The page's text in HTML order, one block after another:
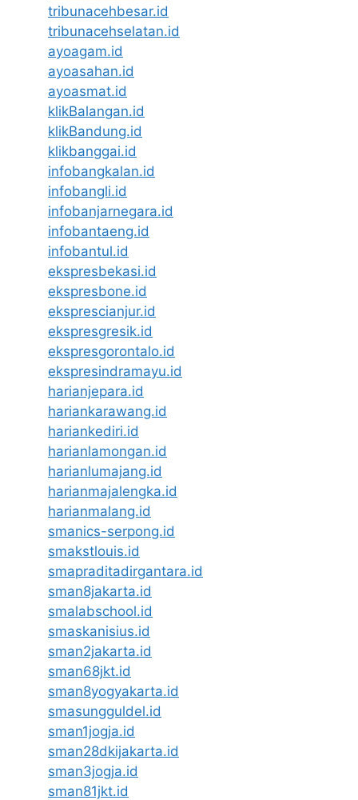
tribunacehbesar.id
tribunacehselatan.id
ayoagam.id
ayoasahan.id
ayoasmat.id
klikBalangan.id
klikBandung.id
klikbanggai.id
infobangkalan.id
infobangli.id
infobanjarnegara.id
infobantaeng.id
infobantul.id
ekspresbekasi.id
ekspresbone.id
eksprescianjur.id
ekspresgresik.id
ekspresgorontalo.id
ekspresindramayu.id
harianjepara.id
hariankarawang.id
hariankediri.id
harianlamongan.id
harianlumajang.id
harianmajalengka.id
harianmalang.id
smanics-serpong.id
smakstlouis.id
smapraditadirgantara.id
sman8jakarta.id
smalabschool.id
smaskanisius.id
sman2jakarta.id
sman68jkt.id
sman8yogyakarta.id
smasungguldel.id
sman1jogja.id
sman28dkijakarta.id
sman3jogja.id
sman81jkt.id